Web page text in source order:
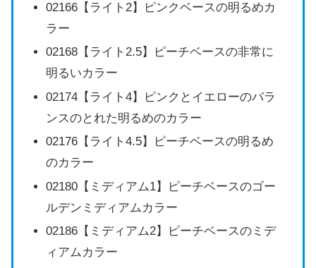
02166【ライト2】ピンクベースの明るめカ
ラー
02168【ライト2.5】ピーチベースの非常に
明るいカラー
02174【ライト4】ピンクとイエローのバラ
ンスのとれた明るめのカラー
02176【ライト4.5】ピーチベースの明るめ
のカラー
02180【ミディアム1】ピーチベースのゴー
ルデンミディアムカラー
02186【ミディアム2】ピーチベースのミデ
ィアムカラー